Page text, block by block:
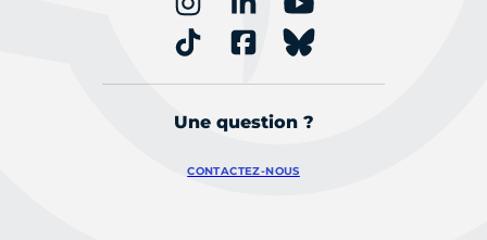
Une question ?
CONTACTEZ-NOUS